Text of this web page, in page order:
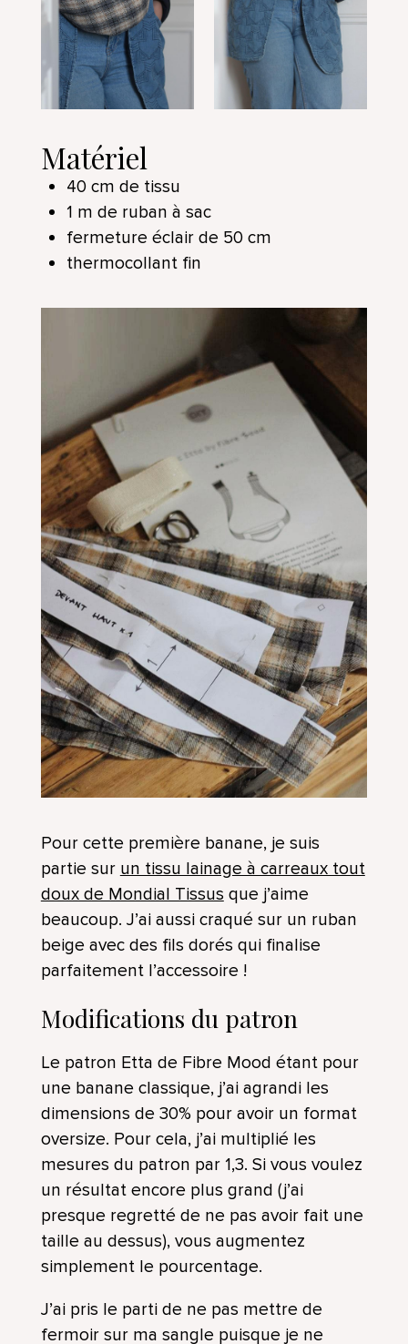
Matériel
40 cm de tissu
1 m de ruban à sac
fermeture éclair de 50 cm
thermocollant fin
Pour cette première banane, je suis
partie sur un tissu lainage à carreaux tout
doux de Mondial Tissus que j’aime
beaucoup. J’ai aussi craqué sur un ruban
beige avec des fils dorés qui finalise
parfaitement l’accessoire !
Modifications du patron
Le patron Etta de Fibre Mood étant pour
une banane classique, j’ai agrandi les
dimensions de 30% pour avoir un format
oversize. Pour cela, j’ai multiplié les
mesures du patron par 1,3. Si vous voulez
un résultat encore plus grand (j’ai
presque regretté de ne pas avoir fait une
taille au dessus), vous augmentez
simplement le pourcentage.
J’ai pris le parti de ne pas mettre de
fermoir sur ma sangle puisque je ne